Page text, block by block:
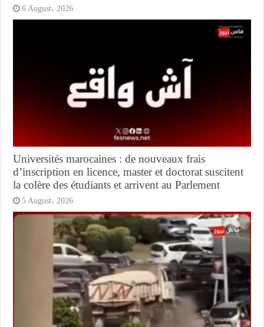
6 August، 2026
Universités marocaines : de nouveaux frais
d’inscription en licence, master et doctorat suscitent
la colère des étudiants et arrivent au Parlement
5 August، 2026